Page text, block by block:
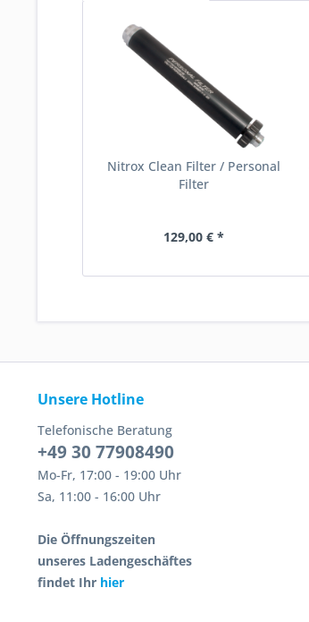
Nitrox Clean Filter / Personal
Filter
129,00 € *
Unsere Hotline
Telefonische Beratung
+49 30 77908490
Mo-Fr, 17:00 - 19:00 Uhr
Sa, 11:00 - 16:00 Uhr
Die Öffnungszeiten
unseres Ladengeschäftes
findet Ihr hier